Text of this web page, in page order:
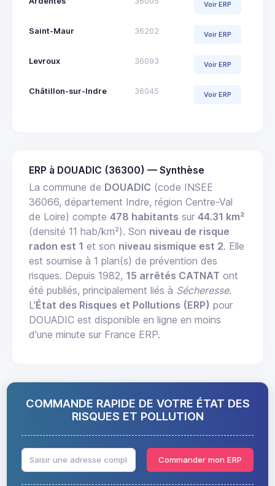
Voir ERP
Saint-Maur 36202 Voir ERP
Levroux 36093 Voir ERP
Châtillon-sur-Indre 36045 Voir ERP
ERP à DOUADIC (36300) — Synthèse
La commune de DOUADIC (code INSEE
36066, département Indre, région Centre-Val
de Loire) compte 478 habitants sur 44.31 km²
(densité 11 hab/km²). Son niveau de risque
radon est 1 et son niveau sismique est 2. Elle
est soumise à 1 plan(s) de prévention des
risques. Depuis 1982, 15 arrêtés CATNAT ont
été publiés, principalement liés à Sécheresse.
L'État des Risques et Pollutions (ERP) pour
DOUADIC est disponible en ligne en moins
d'une minute sur France ERP.
COMMANDE RAPIDE DE VOTRE ÉTAT DES
RISQUES ET POLLUTION
Commander mon ERP